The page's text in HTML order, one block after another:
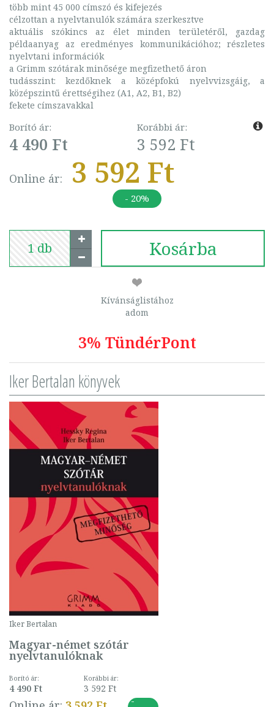
több mint 45 000 címszó és kifejezés
célzottan a nyelvtanulók számára szerkesztve
aktuális szókincs az élet minden területéről, gazdag
példaanyag az eredményes kommunikációhoz; részletes
nyelvtani információk
a Grimm szótárak minősége megfizethető áron
tudásszint: kezdőknek a középfokú nyelvvizsgáig, a
középszintű érettségihez (A1, A2, B1, B2)
fekete címszavakkal
Borító ár:
4 490 Ft
Korábbi ár:
3 592 Ft
Online ár: 3 592 Ft
- 20%
Kosárba
Kívánságlistához
adom
3% TündérPont
Iker Bertalan könyvek
Iker Bertalan
Magyar-német szótár
nyelvtanulóknak
Borító ár:
4 490 Ft
Korábbi ár:
3 592 Ft
-